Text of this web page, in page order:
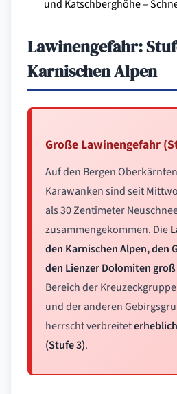
und Katschberghöhe –
Lawinengefahr:
Karnischen Alpen
Große Lawinengefahr
Auf den Bergen
Karawanken sind seit
als 30 Zentimeter
zusammengekommen. Die
den Karnischen Alpen, den
den Lienzer Dolomiten
Bereich der
und der anderen
herrscht verbreitet
(Stufe 3).